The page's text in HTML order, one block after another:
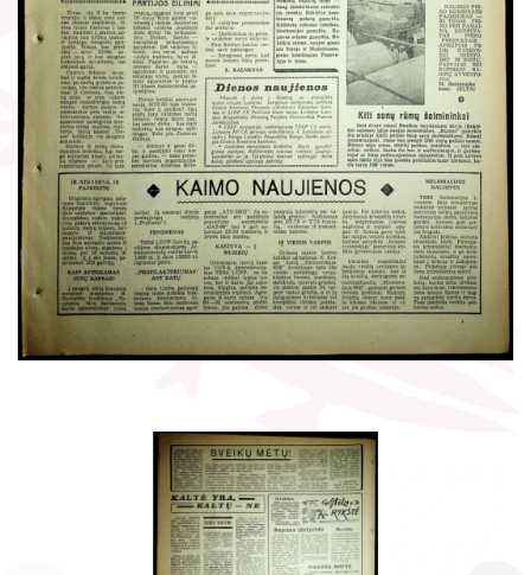
Gaunami periodiniai leidiniai
Tarpbibliotekinis abonementas
Knygomatai
Internetas
Klubai
Literatų klubas „Polėkis“
Interaktyvi kelionė
Gabrielės Petkevičaitės-Bitės literatūrinė
premija
Bibliotekos 70-metis
Virtuali biblioteka